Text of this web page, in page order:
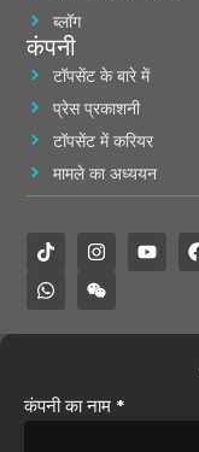
ब्लॉग
कंपनी
टॉपसेंट के बारे में
प्रेस प्रकाशनी
टॉपसेंट में करियर
मामले का अध्ययन
कंपनी का नाम *